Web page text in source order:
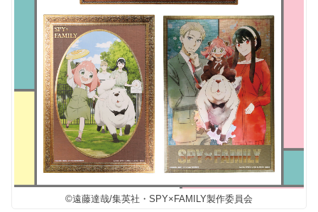
©遠藤達哉/集英社・SPY×FAMILY製作委員会